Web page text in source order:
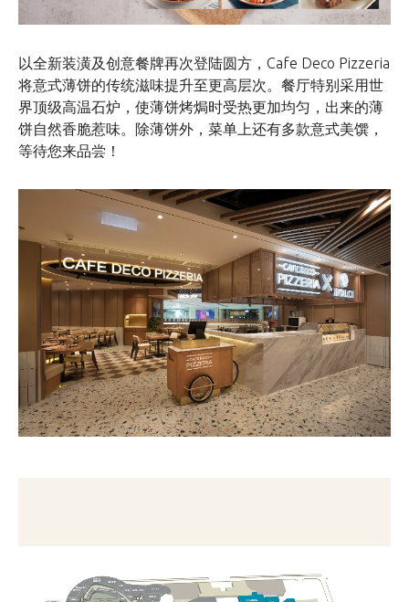
以全新装潢及创意餐牌再次登陆圆方，Cafe Deco Pizzeria
将意式薄饼的传统滋味提升至更高层次。餐厅特别采用世
界顶级高温石炉，使薄饼烤焗时受热更加均匀，出来的薄
饼自然香脆惹味。除薄饼外，菜单上还有多款意式美馔，
等待您来品尝！